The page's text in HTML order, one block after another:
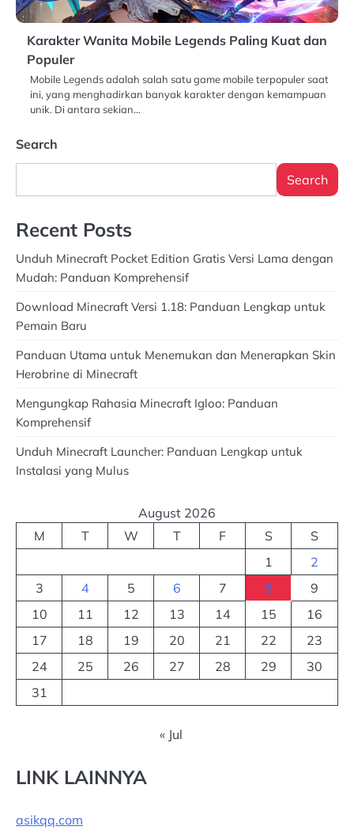
Karakter Wanita Mobile Legends Paling Kuat dan
Populer
Mobile Legends adalah salah satu game mobile terpopuler saat
ini, yang menghadirkan banyak karakter dengan kemampuan
unik. Di antara sekian…
Search
Search
Recent Posts
Unduh Minecraft Pocket Edition Gratis Versi Lama dengan
Mudah: Panduan Komprehensif
Download Minecraft Versi 1.18: Panduan Lengkap untuk
Pemain Baru
Panduan Utama untuk Menemukan dan Menerapkan Skin
Herobrine di Minecraft
Mengungkap Rahasia Minecraft Igloo: Panduan
Komprehensif
Unduh Minecraft Launcher: Panduan Lengkap untuk
Instalasi yang Mulus
August 2026
M
T W T F S
S
1
2
3
4 5 6 7 8
9
10
11 12 13 14 15
16
17
18 19 20 21 22
23
24
25 26 27 28 29
30
31
« Jul
LINK LAINNYA
asikqq.com